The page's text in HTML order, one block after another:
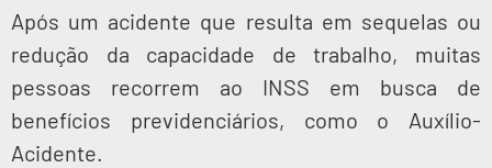
Após um acidente que resulta em sequelas ou
redução da capacidade de trabalho, muitas
pessoas recorrem ao INSS em busca de
benefícios previdenciários, como o Auxílio-
Acidente.